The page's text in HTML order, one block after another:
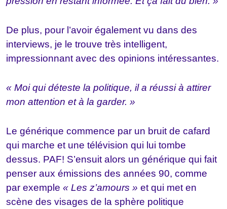
De plus, pour l’avoir également vu dans des
interviews, je le trouve très intelligent,
impressionnant avec des opinions intéressantes.
« Moi qui déteste la politique, il a réussi à attirer
mon attention et à la garder. »
Le générique commence par un bruit de cafard
qui marche et une télévision qui lui tombe
dessus. PAF! S’ensuit alors un générique qui fait
penser aux émissions des années 90, comme
par exemple « Les z’amours » et qui met en
scène des visages de la sphère politique